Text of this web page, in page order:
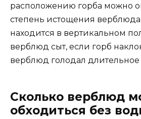
расположению горба можно
степень истощения
находится в вертикальном
верблюд сыт, если горб
верблюд голодал
Сколько верблюд
обходиться без